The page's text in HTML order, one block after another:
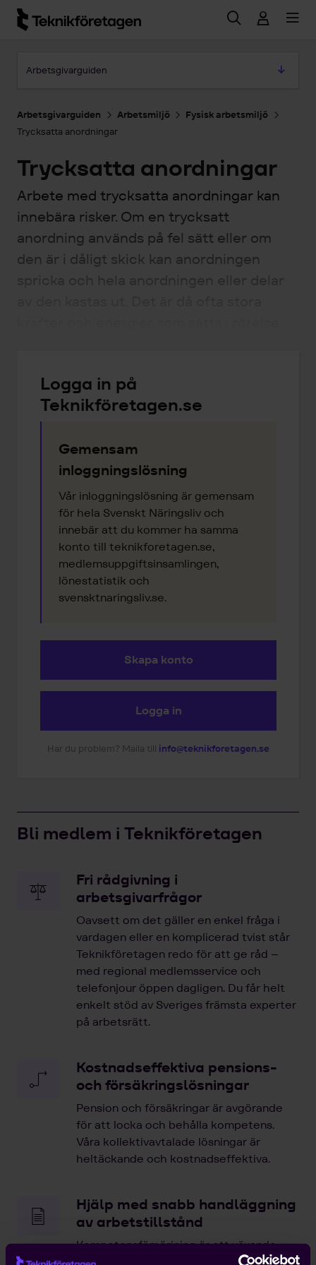
Hoppa till huvudinnehåll
Arbetsgivarguiden Arbetsmiljö
Fysisk arbetsmiljö
Trycksatta anordningar
Trycksatta anordningar
Arbete med trycksatta anordningar kan
innebära risker. Om en trycksatt
anordning används på fel sätt eller om
den är i dåligt skick kan anordningen
Logga in på
Teknikföretagen.se
Gemensam
inloggningslösning
Vår inloggningslösning är gemensam
för hela Svenskt Näringsliv och
innebär att du kommer ha samma
konto till teknikforetagen.se,
medlemsuppgiftsinsamlingen,
lönestatistik och
svensktnaringsliv.se.
Skapa konto
Logga in
Har du problem? Maila till info@teknikforetagen.se
Bli medlem i Teknikföretagen
Fri rådgivning i
arbetsgivarfrågor
Oavsett om det gäller en enkel fråga i
vardagen eller en komplicerad tvist står
Teknikföretagen redo för att ge råd –
med regional medlemsservice och
telefonjour öppen dagligen. Du får helt
enkelt stöd av Sveriges främsta experter
på arbetsrätt.
Kostnadseffektiva pensions-
och försäkringslösningar
Pension och försäkringar är avgörande
för att locka och behålla kompetens.
Våra kollektivavtalade lösningar är
heltäckande och kostnadseffektiva.
Hjälp med snabb handläggning
av arbetstillstånd
Kompetensförsörjning är ett växande
problem för entreprenörer, och att
Arbetsgivarguiden